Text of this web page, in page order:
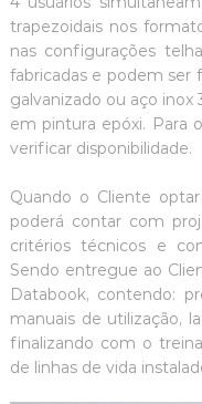
trapezoidais nos
nas configurações
fabricadas e podem ser
galvanizado ou aço
em pintura epóxi. Para
verificar disponibilidade.
Quando o Cliente
poderá contar com
critérios técnicos e
Sendo entregue ao
Databook, contendo:
manuais de utilização,
finalizando com o
de linhas de vida